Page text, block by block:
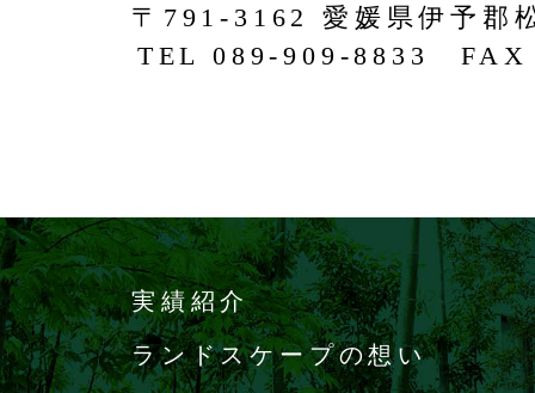
〒791-3162 愛媛県伊予郡
TEL 089-909-8833 FAX
実績紹介
ランドスケープの想い